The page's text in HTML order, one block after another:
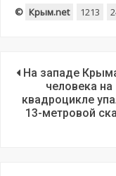
© Крым.net 1213
На западе
человека на
квадроцикле
13-метровой